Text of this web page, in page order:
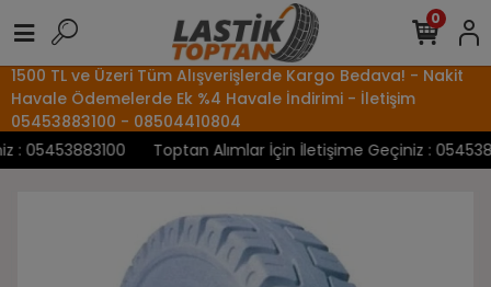
1500 TL ve Üzeri Tüm Alışverişlerde Kargo Bedava! - Nakit
Havale Ödemelerde Ek %4 Havale İndirimi - İletişim
05453883100 - 08504410804
Toptan Alımlar İçin İletişime Geçiniz :
0